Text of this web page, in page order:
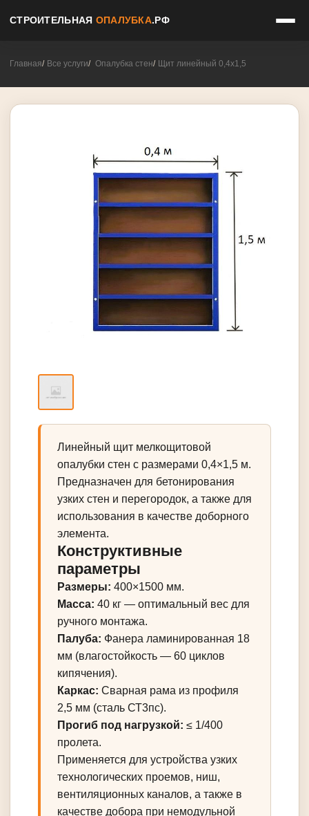
СТРОИТЕЛЬНАЯ ОПАЛУБКА.РФ
Главная Все услуги Опалубка стен Щит линейный 0,4х1,5
Линейный щит мелкощитовой
опалубки стен с размерами 0,4×1,5 м.
Предназначен для бетонирования
узких стен и перегородок, а также для
использования в качестве доборного
элемента.
Конструктивные
параметры
Размеры: 400×1500 мм.
Масса: 40 кг — оптимальный вес для
ручного монтажа.
Палуба: Фанера ламинированная 18
мм (влагостойкость — 60 циклов
кипячения).
Каркас: Сварная рама из профиля
2,5 мм (сталь СТ3пс).
Прогиб под нагрузкой: ≤ 1/400
пролета.
Применяется для устройства узких
технологических проемов, ниш,
вентиляционных каналов, а также в
качестве добора при немодульной